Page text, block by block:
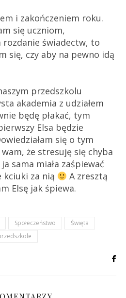
i zakończeniem roku.
się uczniom,
rozdanie świadectw, to
się, czy aby na pewno idą
przedszkolu
akademia z udziałem
będę płakać, tym
Elsa będzie
się o tym
że stresuję się chyba
sama miała zaśpiewać
kciuki za nią
A zresztą
Elsę jak śpiewa.
Społeczeństwo
Święta